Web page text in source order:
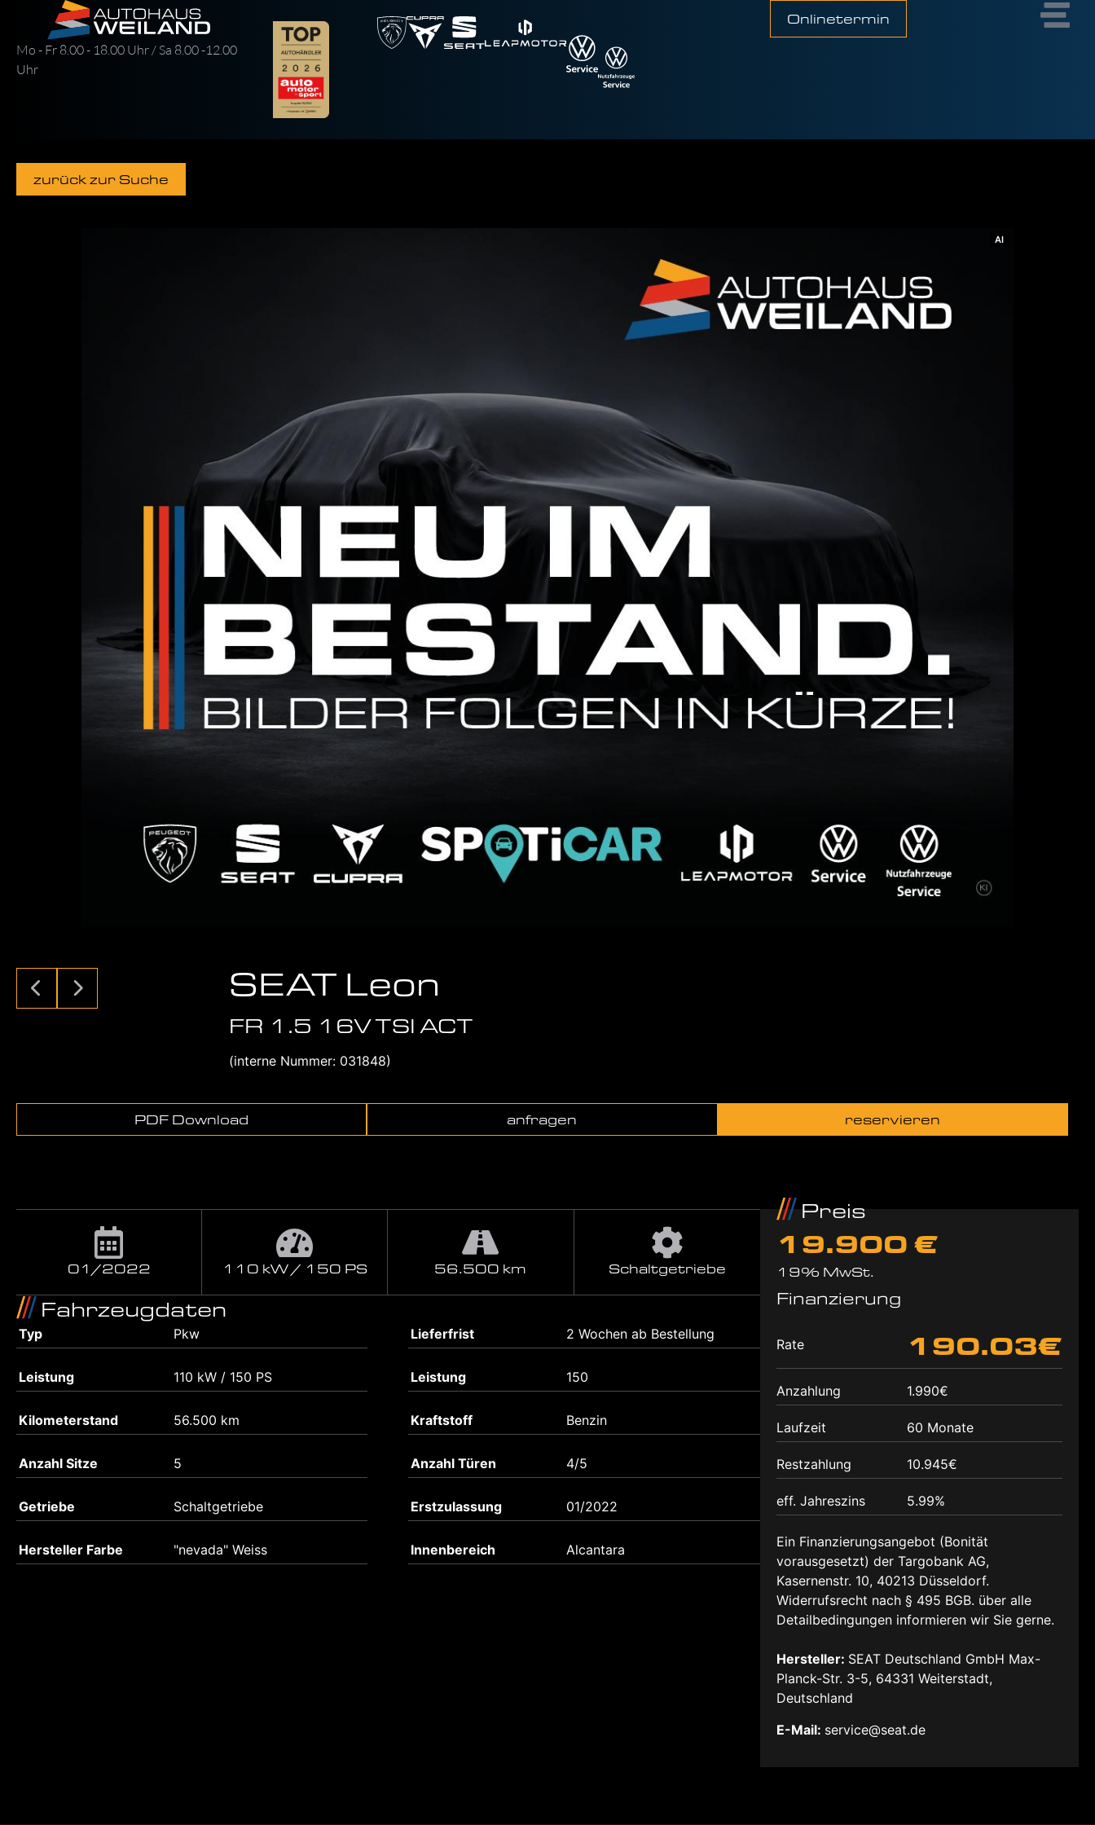
Mo - Fr 8.00 - 18.00 Uhr / Sa 8.00 -12.00
Uhr
Onlinetermin
zurück zur Suche
AI
SEAT Leon
FR 1.5 16V TSI ACT
(interne Nummer: 031848)
PDF Download anfragen reservieren
01/2022 110 kW / 150 PS 56.500 km Schaltgetriebe
Fahrzeugdaten
Typ Pkw Lieferfrist 2 Wochen ab Bestellung
Leistung 110 kW / 150 PS Leistung 150
Kilometerstand 56.500 km Kraftstoff Benzin
Anzahl Sitze 5 Anzahl Türen 4/5
Getriebe Schaltgetriebe Erstzulassung 01/2022
Hersteller Farbe "nevada" Weiss Innenbereich Alcantara
Preis
19.900 €
19% MwSt.
Finanzierung
Rate 190.03€
Anzahlung 1.990€
Laufzeit 60 Monate
Restzahlung 10.945€
eff. Jahreszins 5.99%
Ein Finanzierungsangebot (Bonität
vorausgesetzt) der Targobank AG,
Kasernenstr. 10, 40213 Düsseldorf.
Widerrufsrecht nach § 495 BGB. über alle
Detailbedingungen informieren wir Sie gerne.
Hersteller: SEAT Deutschland GmbH Max-
Planck-Str. 3-5, 64331 Weiterstadt,
Deutschland
E-Mail: service@seat.de